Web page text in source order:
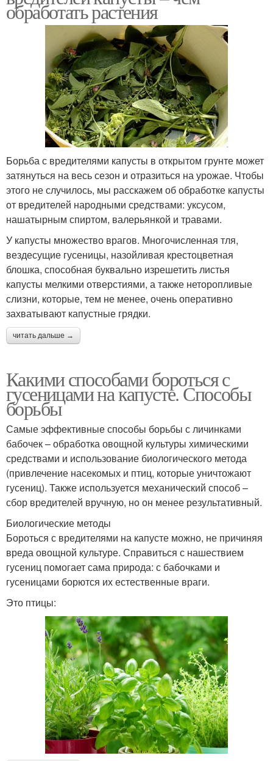
обработать растения
Борьба с вредителями капусты в открытом грунте может
затянуться на весь сезон и отразиться на урожае. Чтобы
этого не случилось, мы расскажем об обработке капусты
от вредителей народными средствами: уксусом,
нашатырным спиртом, валерьянкой и травами.
У капусты множество врагов. Многочисленная тля,
вездесущие гусеницы, назойливая крестоцветная
блошка, способная буквально изрешетить листья
капусты мелкими отверстиями, а также неторопливые
слизни, которые, тем не менее, очень оперативно
захватывают капустные грядки.
читать дальше →
Какими способами бороться с
гусеницами на капусте. Способы
борьбы
Самые эффективные способы борьбы с личинками
бабочек – обработка овощной культуры химическими
средствами и использование биологического метода
(привлечение насекомых и птиц, которые уничтожают
гусениц). Также используется механический способ –
сбор вредителей вручную, но он менее результативный.
Биологические методы
Бороться с вредителями на капусте можно, не причиняя
вреда овощной культуре. Справиться с нашествием
гусениц помогает сама природа: с бабочками и
гусеницами борются их естественные враги.
Это птицы: